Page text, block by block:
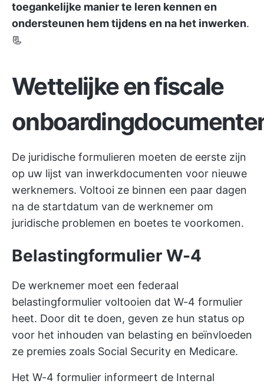
toegankelijke manier te leren kennen en
ondersteunen hem tijdens en na het inwerken.
📃
Wettelijke en fiscale
De juridische formulieren moeten de eerste zijn
op uw lijst van inwerkdocumenten voor nieuwe
werknemers. Voltooi ze binnen een paar dagen
na de startdatum van de werknemer om
juridische problemen en boetes te voorkomen.
Belastingformulier W-4
De werknemer moet een federaal
belastingformulier voltooien dat W-4 formulier
heet. Door dit te doen, geven ze hun status op
voor het inhouden van belasting en beïnvloeden
ze premies zoals Social Security en Medicare.
Het W-4 formulier informeert de Internal